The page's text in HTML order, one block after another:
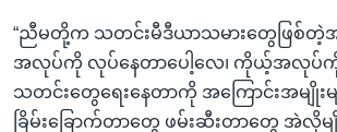
“ညီမတို့က သတင်းမီဒီယာသမားတွေဖြ
အလုပ်ကို လုပ်နေတာပေါ့လေ၊ ကိုယ့်အလုပ်
သတင်းတွေရေးနေတာကို အကြောင်းအမျိုးမျို
ခြိမ်းခြောက်တာတွေ ဖမ်းဆီးတာတွေ အဲလိုမ